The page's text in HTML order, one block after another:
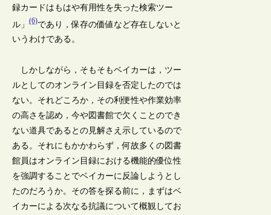
録カードはもはや有用性を失った検索ツー
ル」(6)であり，保存の価値など存在しないと
いうわけである。
しかしながら，そもそもベイカーは，ツー
ルとしてのオンライン目録を否定したのでは
ない。それどころか，その利便性や作業効率
の高さを認め，今や図書館で欠くことのでき
ない道具であるとの見解さえ示しているので
ある。それにもかかわらず，何故多くの図書
館員はオンライン目録における機能的優位性
を強調することでベイカーに反論しようとし
たのだろうか。その答を探る前に，まずはベ
イカーによる次なる抗議について概観してお